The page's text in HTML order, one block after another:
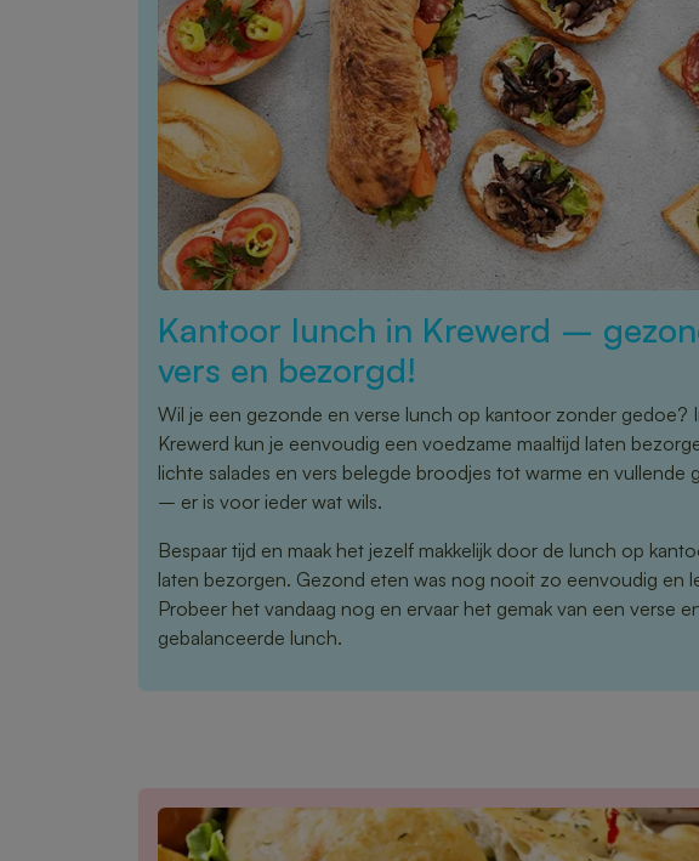
Kantoor lunch in Krewerd –
vers en bezorgd!
Wil je een gezonde en verse lunch op kantoor zonder gedoe?
Krewerd kun je eenvoudig een voedzame maaltijd laten
lichte salades en vers belegde broodjes tot warme en vullende
– er is voor ieder wat wils.
Bespaar tijd en maak het jezelf makkelijk door de lunch op
laten bezorgen. Gezond eten was nog nooit zo eenvoudig en
Probeer het vandaag nog en ervaar het gemak van een verse
gebalanceerde lunch.